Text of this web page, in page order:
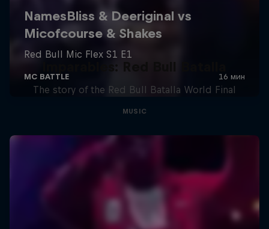
The story of the Red Bull Batalla World Final
MUSIC